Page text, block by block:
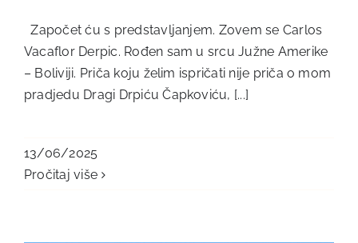
Započet ću s predstavljanjem. Zovem se Carlos
Vacaflor Derpic. Rođen sam u srcu Južne Amerike
– Boliviji. Priča koju želim ispričati nije priča o mom
pradjedu Dragi Drpiću Čapkoviću, [...]
13/06/2025
Pročitaj više